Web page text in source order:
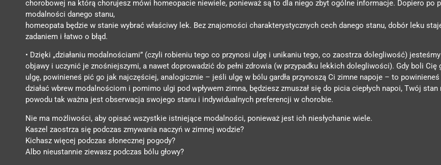
chorobowej na którą chorujesz mówi homeopacie niewiele, ponieważ są to dla niego zbyt ogólne informacje. Dopiero po
modalności danego stanu,
homeopata będzie w stanie wybrać właściwy lek. Bez znajomości charakterystycznych cech danego stanu, dobór leku
zadaniem i łatwo o błąd.
• Dzięki „działaniu modalnościami” (czyli robieniu tego co przynosi ulgę i unikaniu tego, co zaostrza dolegliwość)
objawy i uczynić je znośniejszymi, a nawet doprowadzić do pełni zdrowia (w przypadku lekkich dolegliwości). Gdy boli Cię
ulgę, powinieneś pić go jak najczęściej, analogicznie – jeśli ulgę w bólu gardła przynoszą Ci zimne napoje – to
działać wbrew modalnościom i pomimo ulgi pod wpływem zimna, będziesz zmuszał się do picia ciepłych napoi, Twój
powodu tak ważna jest obserwacja swojego stanu i indywidualnych preferencji w chorobie.
Nie ma możliwości, aby opisać wszystkie istniejące modalności, ponieważ jest ich niesłychanie wiele.
Kaszel zaostrza się podczas zmywania naczyń w zimnej wodzie?
Kichasz więcej podczas słonecznej pogody?
Albo nieustannie ziewasz podczas bólu głowy?